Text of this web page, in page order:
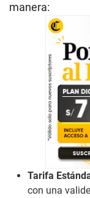
manera:
Tarifa
con una